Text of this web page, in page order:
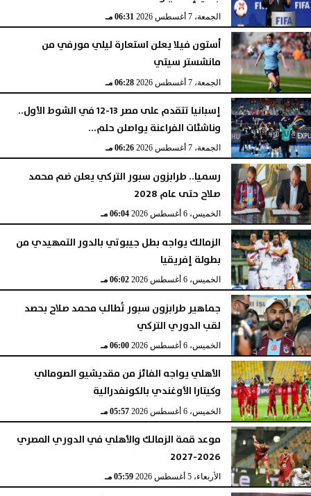
الجمعة، 7 أغسطس 2026 06:31 مـ
أستون فيلا يعلن استعارة ليلي مورفي من
مانشستر سيتي
الجمعة، 7 أغسطس 2026 06:28 مـ
إسبانيا تتقدم على مصر 13-12 في الشوط الأول..
وناشئات الفراعنة يواصلن حلم...
الجمعة، 7 أغسطس 2026 06:26 مـ
رسميا.. طرابزون سبور التركي يعلن ضم محمد
صلاح حتى عام 2028
الخميس، 6 أغسطس 2026 06:04 مـ
الزمالك يواجه بطل جيبوتي بالدور التمهيدي من
بطولة إفريقيا
الخميس، 6 أغسطس 2026 06:02 مـ
جماهير طرابزون سبور تُطالب محمد صلاح بحصد
لقب الدوري التركي
الخميس، 6 أغسطس 2026 06:00 مـ
الأهلي يواجه الفائز من مقديشيو الصومالي
وكيتارا الأوغندي بالكونفدرالية
الخميس، 6 أغسطس 2026 05:57 مـ
موعد قمة الزمالك والأهلي في الدوري المصري
2026-2027
الأربعاء، 5 أغسطس 2026 05:59 مـ